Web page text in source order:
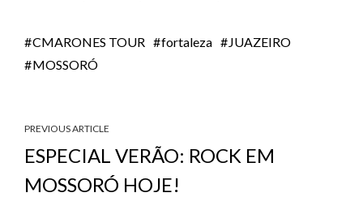
CMARONES TOUR fortaleza
JUAZEIRO
MOSSORÓ
PREVIOUS ARTICLE
ESPECIAL VERÃO: ROCK EM
MOSSORÓ HOJE!